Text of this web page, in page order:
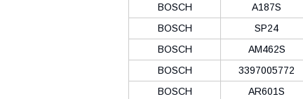
BOSCH
A187S
BOSCH
SP24
BOSCH
AM462S
BOSCH
3397005772
BOSCH
AR601S